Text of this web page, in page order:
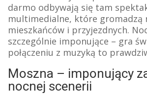
darmo odbywają się tam
multimedialne, które gromadzą
mieszkańców i przyjezdnych.
szczególnie imponujące – gra
połączeniu z muzyką to
Moszna – imponujący
nocnej scenerii